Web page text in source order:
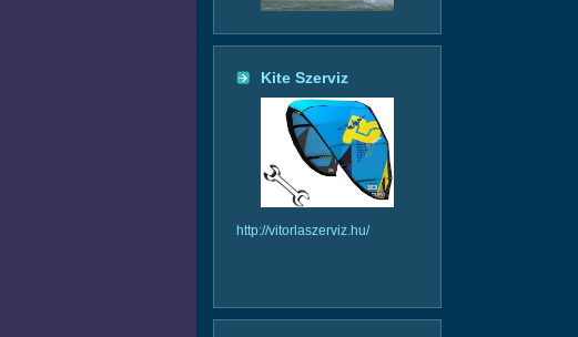
Kite Szerviz
http://vitorlaszerviz.hu/